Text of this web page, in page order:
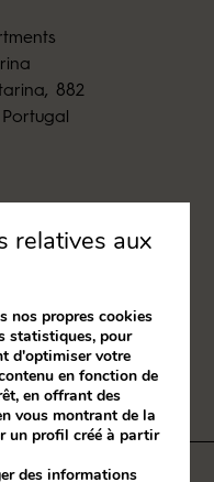
882
national)
relatives aux
nos propres cookies
statistiques, pour
d'optimiser votre
en fonction de
en offrant des
vous montrant de la
un profil créé à partir
des informations